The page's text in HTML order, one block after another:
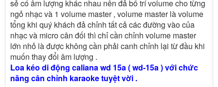
sẻ có âm lượng khác nhau nên đả bố trí volume cho từng
ngỏ nhạc và 1 volume master , volume master là volume
tổng khi quý khách đả chỉnh tất cả các đường vào của
nhạc và micro cân đối thì chỉ cần chỉnh volume master
lớn nhỏ là được không cần phải canh chỉnh lại từ đầu khi
muốn thay đổi âm lượng .
Loa kéo di động caliana wd 15a ( wd-15a ) với chức
năng cân chỉnh karaoke tuyệt vời .